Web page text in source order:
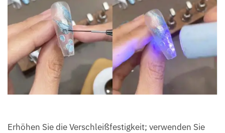
Erhöhen Sie die Verschleißfestigkeit; verwenden Sie